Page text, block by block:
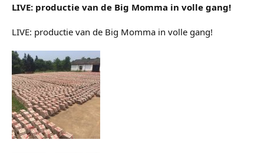
LIVE: productie van de Big Momma in volle gang!
LIVE: productie van de Big Momma in volle gang!